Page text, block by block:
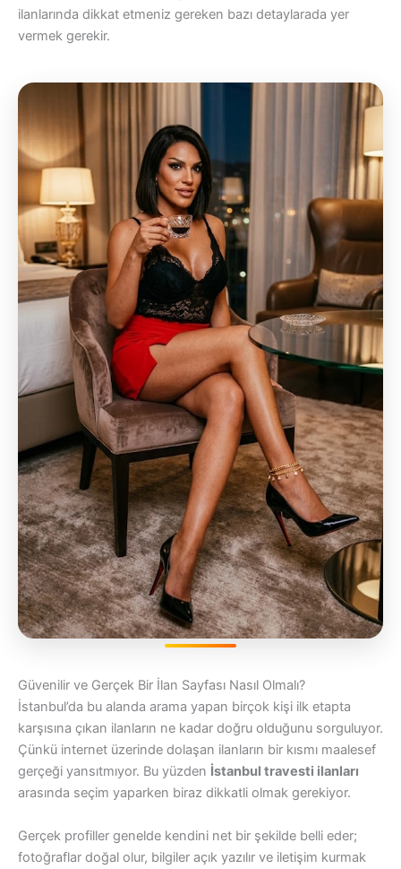
ilanlarında dikkat etmeniz gereken bazı detaylarada yer
vermek gerekir.
Güvenilir ve Gerçek Bir İlan Sayfası Nasıl Olmalı?
İstanbul’da bu alanda arama yapan birçok kişi ilk etapta
karşısına çıkan ilanların ne kadar doğru olduğunu sorguluyor.
Çünkü internet üzerinde dolaşan ilanların bir kısmı maalesef
gerçeği yansıtmıyor. Bu yüzden İstanbul travesti ilanları
arasında seçim yaparken biraz dikkatli olmak gerekiyor.
Gerçek profiller genelde kendini net bir şekilde belli eder;
fotoğraflar doğal olur, bilgiler açık yazılır ve iletişim kurmak